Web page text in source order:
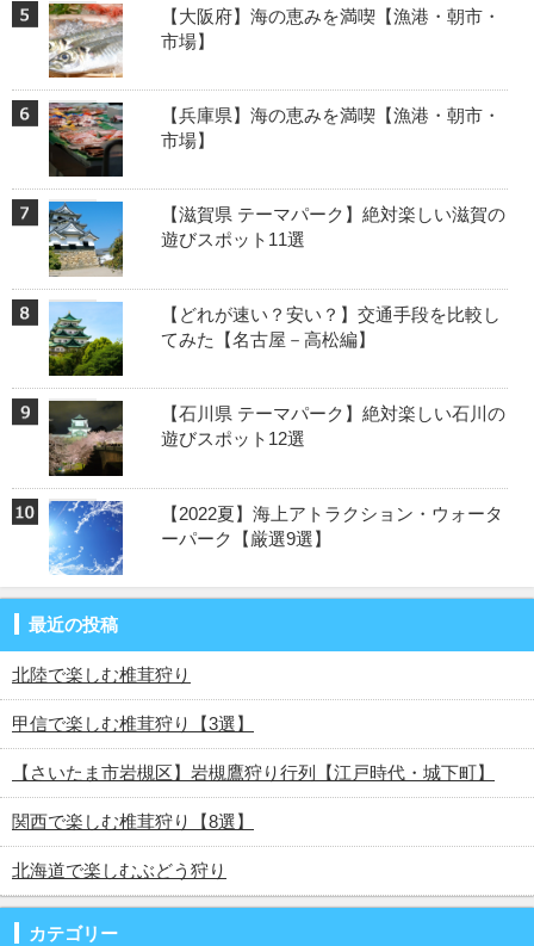
【大阪府】海の恵みを満喫【漁港・朝市・
市場】
【兵庫県】海の恵みを満喫【漁港・朝市・
市場】
【滋賀県 テーマパーク】絶対楽しい滋賀の
遊びスポット11選
【どれが速い？安い？】交通手段を比較し
てみた【名古屋－高松編】
【石川県 テーマパーク】絶対楽しい石川の
遊びスポット12選
【2022夏】海上アトラクション・ウォータ
ーパーク【厳選9選】
最近の投稿
北陸で楽しむ椎茸狩り
甲信で楽しむ椎茸狩り【3選】
【さいたま市岩槻区】岩槻鷹狩り行列【江戸時代・城下町】
関西で楽しむ椎茸狩り【8選】
北海道で楽しむぶどう狩り
カテゴリー